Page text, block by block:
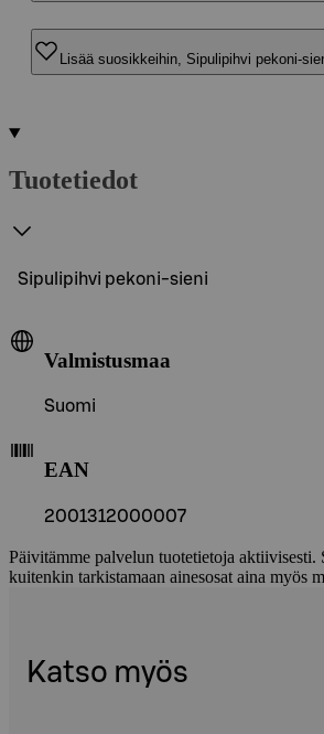
Lisää suosikkeihin, Sipulipihvi pekoni-
Tuotetiedot
Sipulipihvi pekoni-sieni
Valmistusmaa
Suomi
EAN
2001312000007
Päivitämme palvelun tuotetietoja aktiivisesti.
kuitenkin tarkistamaan ainesosat aina myös
Katso myös